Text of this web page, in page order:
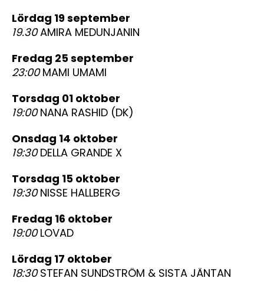
lördag 19 september
19.30AMIRA MEDUNJANIN
fredag 25 september
23:00MAMI UMAMI
torsdag 01 oktober
19:00NANA RASHID (DK)
onsdag 14 oktober
19:30DELLA GRANDE X
torsdag 15 oktober
19:30NISSE HALLBERG
fredag 16 oktober
19:00LOVAD
lördag 17 oktober
18:30STEFAN SUNDSTRÖM & SISTA JÄNTAN